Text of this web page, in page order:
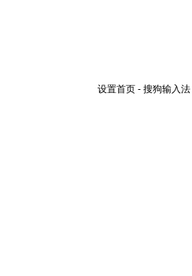
设置首页 - 搜狗输入法